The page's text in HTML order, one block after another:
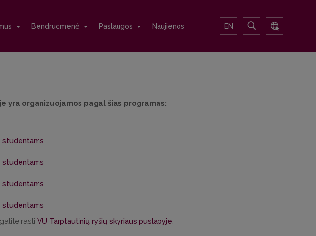
Bendruomenė Paslaugos Naujienos EN
yra organizuojamos pagal šias programas:
studentams
studentams
studentams
studentams
rasti VU Tarptautinių ryšių skyriaus puslapyje.